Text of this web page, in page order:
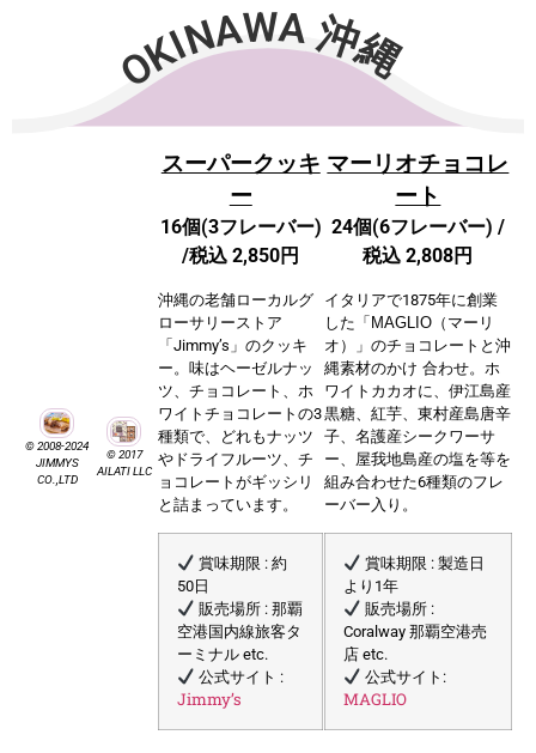
OKINAWA 沖縄
© 2008-2024
JIMMYS
CO.,LTD
© 2017
AILATI LLC
スーパークッキ
ー
16個(3フレーバー)
/税込 2,850円
沖縄の老舗ローカルグ
ローサリーストア
「Jimmy’s」のクッキ
ー。味はヘーゼルナッ
ツ、チョコレート、ホ
ワイトチョコレートの3
種類で、どれもナッツ
やドライフルーツ、チ
ョコレートがギッシリ
と詰まっています。
賞味期限 : 約
50日
販売場所 : 那覇
空港国内線旅客タ
ーミナル etc.
公式サイト :
Jimmy’s
マーリオチョコレ
ート
24個(6フレーバー) /
税込 2,808円
イタリアで1875年に創業
した 「MAGLIO（マーリ
オ）」のチョコレートと沖
縄素材のかけ 合わせ。ホ
ワイトカカオに、伊江島産
黒糖、紅芋、東村産島唐辛
子、名護産シークワーサ
ー、屋我地島産の塩を等を
組み合わせた6種類のフレ
ーバー入り。
賞味期限 : 製造日
より1年
販売場所 :
Coralway 那覇空港売
店 etc.
公式サイト:
MAGLIO